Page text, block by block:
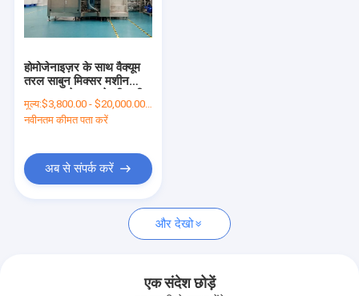
होमोजेनाइज़र के साथ वैक्यूम
तरल साबुन मिक्सर मशीन
मूल्य:$3,800.00 - $20,000.00/Sets
नवीनतम कीमत पता करें
अब से संपर्क करें
और देखो
एक संदेश छोड़ें